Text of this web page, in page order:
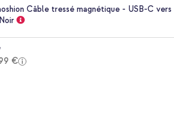
Câble tressé magnétique - USB-C
€